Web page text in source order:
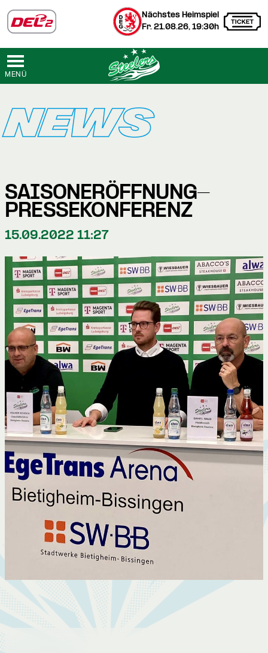
Nächstes Heimspiel
Fr. 21.08.26, 19:30h
MENÜ
NEWS
SAISONERÖFFNUNG-
PRESSEKONFERENZ
15.09.2022 11:27